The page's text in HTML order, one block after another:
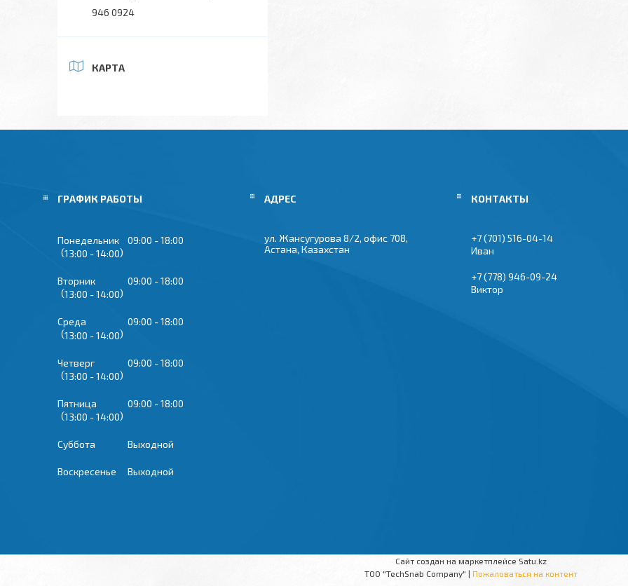
946 0924
КАРТА
ГРАФИК РАБОТЫ
Понедельник 09:00
18:00
13:00
14:00
Вторник 09:00
18:00
13:00
14:00
Среда 09:00
18:00
13:00
14:00
Четверг 09:00
18:00
13:00
14:00
Пятница 09:00
18:00
13:00
14:00
Суббота Выходной
Воскресенье Выходной
ул. Жансугурова 8/2, офис 708,
Астана, Казахстан
+7 (701) 516-04-14
Иван
+7 (778) 946-09-24
Виктор
Сайт создан на маркетплейсе Satu.kz
TOO "TechSnab Company" | Пожаловаться на контент